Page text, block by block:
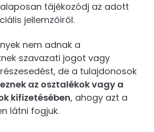
tájékozódj az adott
jellemzőiről.
nem adnak a
szavazati jogot vagy
de a tulajdonosok
az osztalékok vagy a
kifizetésében, ahogy azt a
látni fogjuk.